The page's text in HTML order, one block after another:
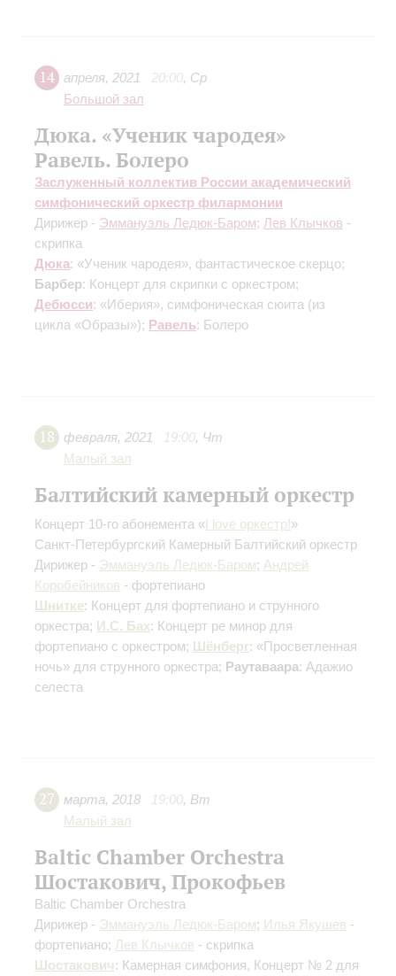
14 апреля, 2021 20:00, Ср
Большой зал
Дюка. «Ученик чародея»
Равель. Болеро
Заслуженный коллектив России академический
симфонический оркестр филармонии
Дирижер - Эммануэль Ледюк-Баром; Лев Клычков -
скрипка
Дюка: «Ученик чародея», фантастическое скерцо;
Барбер: Концерт для скрипки с оркестром;
Дебюсси: «Иберия», симфоническая сюита (из
цикла «Образы»); Равель: Болеро
18 февраля, 2021 19:00, Чт
Малый зал
Балтийский камерный оркестр
Концерт 10-го абонемента «I love оркестр!»
Санкт-Петербургский Камерный Балтийский оркестр
Дирижер - Эммануэль Ледюк-Баром; Андрей
Коробейников - фортепиано
Шнитке: Концерт для фортепиано и струнного
оркестра; И.С. Бах: Концерт ре минор для
фортепиано с оркестром; Шёнберг: «Просветленная
ночь» для струнного оркестра; Раутаваара: Адажио
селеста
27 марта, 2018 19:00, Вт
Малый зал
Baltic Chamber Orchestra
Шостакович, Прокофьев
Baltic Chamber Orchestra
Дирижер - Эммануэль Ледюк-Баром; Илья Якушев -
фортепиано; Лев Клычков - скрипка
Шостакович: Камерная симфония, Концерт № 2 для